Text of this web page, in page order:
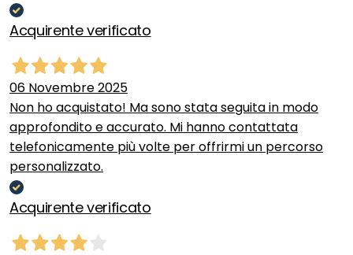
Acquirente verificato
06 Novembre 2025
Non ho acquistato! Ma sono stata seguita in modo
approfondito e accurato. Mi hanno contattata
telefonicamente più volte per offrirmi un percorso
personalizzato.
Acquirente verificato